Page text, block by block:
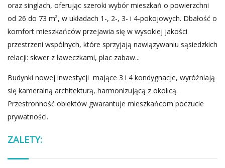
oraz singlach, oferując szeroki wybór mieszkań o powierzchni
od 26 do 73 m², w układach 1-, 2-, 3- i 4-pokojowych. Dbałość o
komfort mieszkańców przejawia się w wysokiej jakości
przestrzeni wspólnych, które sprzyjają nawiązywaniu sąsiedzkich
relacji: skwer z ławeczkami, plac zabaw...
Budynki nowej inwestycji mające 3 i 4 kondygnacje, wyróżniają
się kameralną architekturą, harmonizującą z okolicą.
Przestronność obiektów gwarantuje mieszkańcom poczucie
prywatności.
ZALETY: